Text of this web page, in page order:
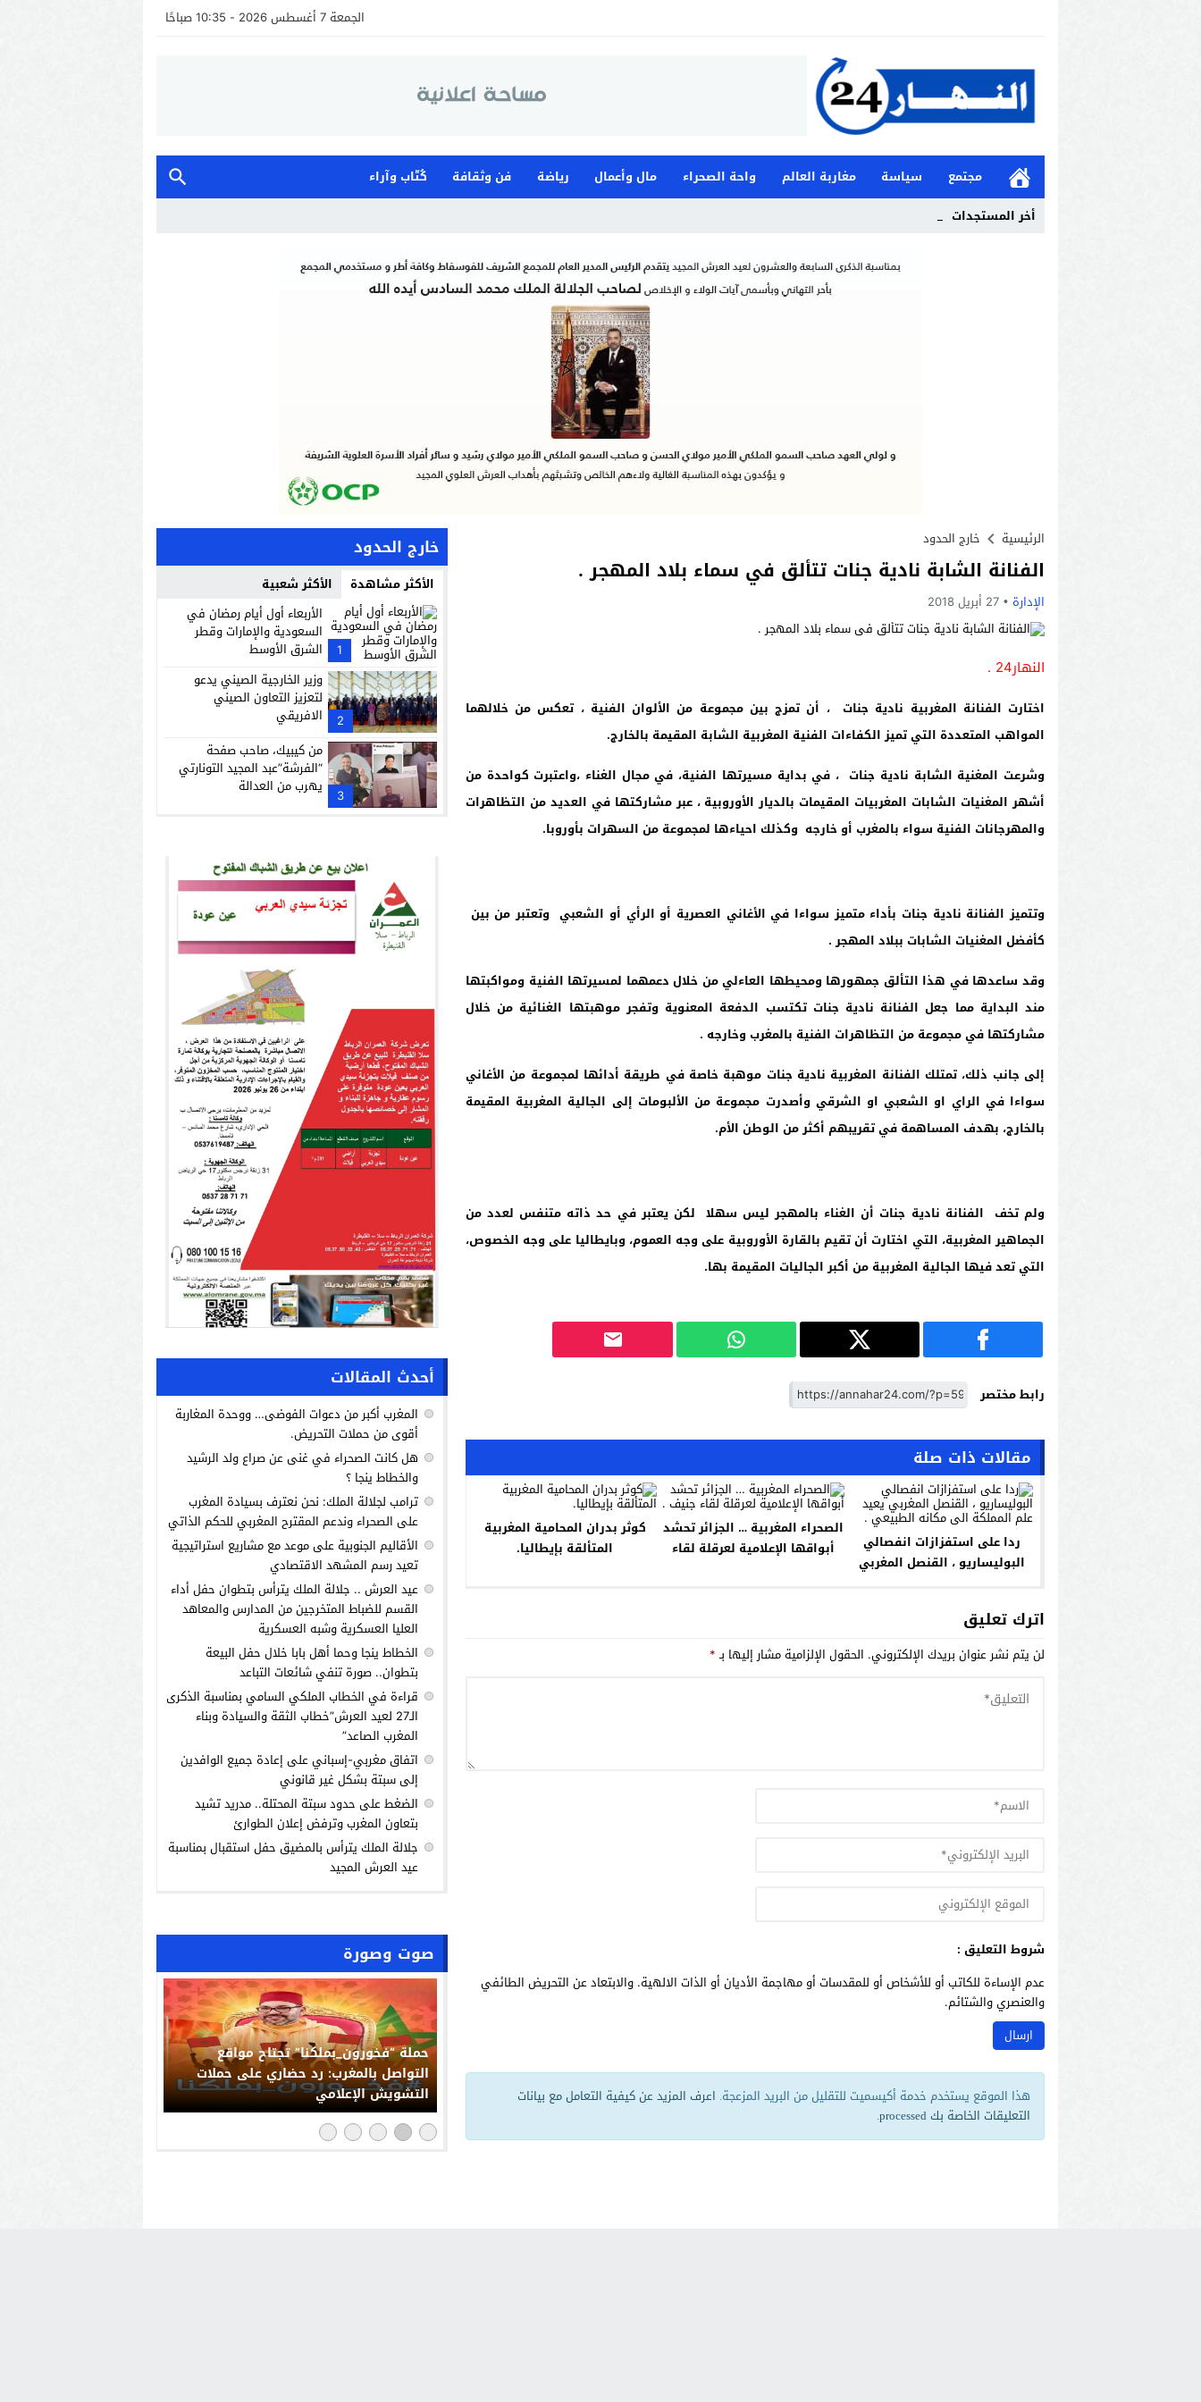
الجمعة 7 أغسطس 2026 - 10:35 صباحًا
مجتمع سياسة مغاربة العالم واحة الصحراء مال وأعمال رياضة فن وثقافة
كُتّاب وآراء
أخر المستجدات هل كانت ال_
الرئيسية خارج الحدود
الفنانة الشابة نادية جنات تتألق في سماء بلاد المهجر .
الإدارة 27 أبريل 2018
النهار24 .
اختارت الفنانة المغربية نادية جنات ، أن تمزج بين مجموعة من الألوان الفنية ، تعكس من خلالهما
المواهب المتعددة التي تميز الكفاءات الفنية المغربية الشابة المقيمة بالخارج.
وشرعت المغنية الشابة نادية جنات ، في بداية مسيرتها الفنية، في مجال الغناء ،واعتبرت كواحدة من
أشهر المغنيات الشابات المغربيات المقيمات بالديار الأوروبية ، عبر مشاركتها في العديد من التظاهرات
والمهرجانات الفنية سواء بالمغرب أو خارجه وكذلك احياءها لمجموعة من السهرات بأوروبا.
وتتميز الفنانة نادية جنات بأداء متميز سواءا في الأغاني العصرية أو الرأي أو الشعبي وتعتبر من بين
كأفضل المغنيات الشابات ببلاد المهجر .
وقد ساعدها في هذا التألق جمهورها ومحيطها العاءلي من خلال دعمهما لمسيرتها الفنية ومواكبتها
مند البداية مما جعل الفنانة نادية جنات تكتسب الدفعة المعنوية وتفجر موهبتها الغنائية من خلال
مشاركتها في مجموعة من التظاهرات الفنية بالمغرب وخارجه .
إلى جانب ذلك، تمتلك الفنانة المغربية نادية جنات موهبة خاصة في طريقة أدائها لمجموعة من الأغاني
سواءا في الراي او الشعبي او الشرقي وأصدرت مجموعة من الألبومات إلى الجالية المغربية المقيمة
بالخارج، بهدف المساهمة في تقريبهم أكثر من الوطن الأم.
ولم تخف الفنانة نادية جنات أن الغناء بالمهجر ليس سهلا لكن يعتبر في حد ذاته متنفس لعدد من
الجماهير المغربية، التي اختارت أن تقيم بالقارة الأوروبية على وجه العموم، وبايطاليا على وجه الخصوص،
التي تعد فيها الجالية المغربية من أكبر الجاليات المقيمة بها.
رابط مختصر
مقالات ذات صلة
ردا على استفزازات انفصالي
البوليساريو ، القنصل المغربي
الصحراء المغربية … الجزائر تحشد
أبواقها الإعلامية لعرقلة لقاء
كوثر بدران المحامية المغربية
المتألقة بإيطاليا.
اترك تعليق
لن يتم نشر عنوان بريدك الإلكتروني. الحقول الإلزامية مشار إليها بـ*
شروط التعليق :
عدم الإساءة للكاتب أو للأشخاص أو للمقدسات أو مهاجمة الأديان أو الذات الالهية. والابتعاد عن التحريض الطائفي
والعنصري والشتائم.
هذا الموقع يستخدم خدمة أكيسميت للتقليل من البريد المزعجة. اعرف المزيد عن كيفية التعامل مع بيانات
التعليقات الخاصة بك processed
.
خارج الحدود
الأكثر مشاهدة الأكثر شعبية
1
الأربعاء أول أيام رمضان في
السعودية والإمارات وقطر
الشرق الأوسط
2
وزير الخارجية الصيني يدعو
لتعزيز التعاون الصيني
الافريقي
3
من كيبيك، صاحب صفحة
“الفرشة”عبد المجيد التونارتي
يهرب من العدالة
صوت وصورة
حملة “فخورون_بملكنا” تجتاح مواقع
التواصل بالمغرب: رد حضاري على حملات
التشويش الإعلامي
أحدث المقالات
المغرب أكبر من دعوات الفوضى… ووحدة المغاربة
أقوى من حملات التحريض.
هل كانت الصحراء في غنى عن صراع ولد الرشيد
والخطاط ينجا ؟
ترامب لجلالة الملك: نحن نعترف بسيادة المغرب
على الصحراء وندعم المقترح المغربي للحكم الذاتي
الأقاليم الجنوبية على موعد مع مشاريع استراتيجية
تعيد رسم المشهد الاقتصادي
عيد العرش .. جلالة الملك يترأس بتطوان حفل أداء
القسم للضباط المتخرجين من المدارس والمعاهد
العليا العسكرية وشبه العسكرية
الخطاط ينجا وحما أهل بابا خلال حفل البيعة
بتطوان.. صورة تنفي شائعات التباعد
قراءة في الخطاب الملكي السامي بمناسبة الذكرى
الـ27 لعيد العرش”خطاب الثقة والسيادة وبناء
المغرب الصاعد”
اتفاق مغربي-إسباني على إعادة جميع الوافدين
إلى سبتة بشكل غير قانوني
الضغط على حدود سبتة المحتلة.. مدريد تشيد
بتعاون المغرب وترفض إعلان الطوارئ
جلالة الملك يترأس بالمضيق حفل استقبال بمناسبة
عيد العرش المجيد